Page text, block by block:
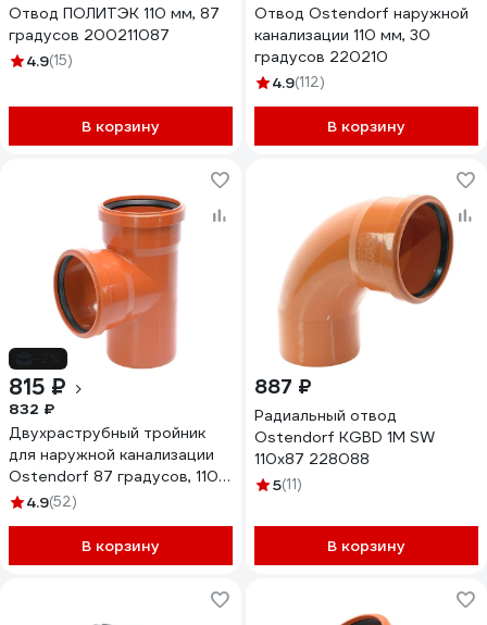
Отвод ПОЛИТЭК 110 мм, 87
градусов 200211087
4.9(15)
В корзину
Отвод Ostendorf наружной
канализации 110 мм, 30
градусов 220210
4.9(112)
В корзину
815 ₽
832 ₽
Двухраструбный тройник
для наружной канализации
Ostendorf 87 градусов, 110
220400
4.9(52)
В корзину
887 ₽
Радиальный отвод
Ostendorf KGBD 1М SW
110x87 228088
5(11)
В корзину